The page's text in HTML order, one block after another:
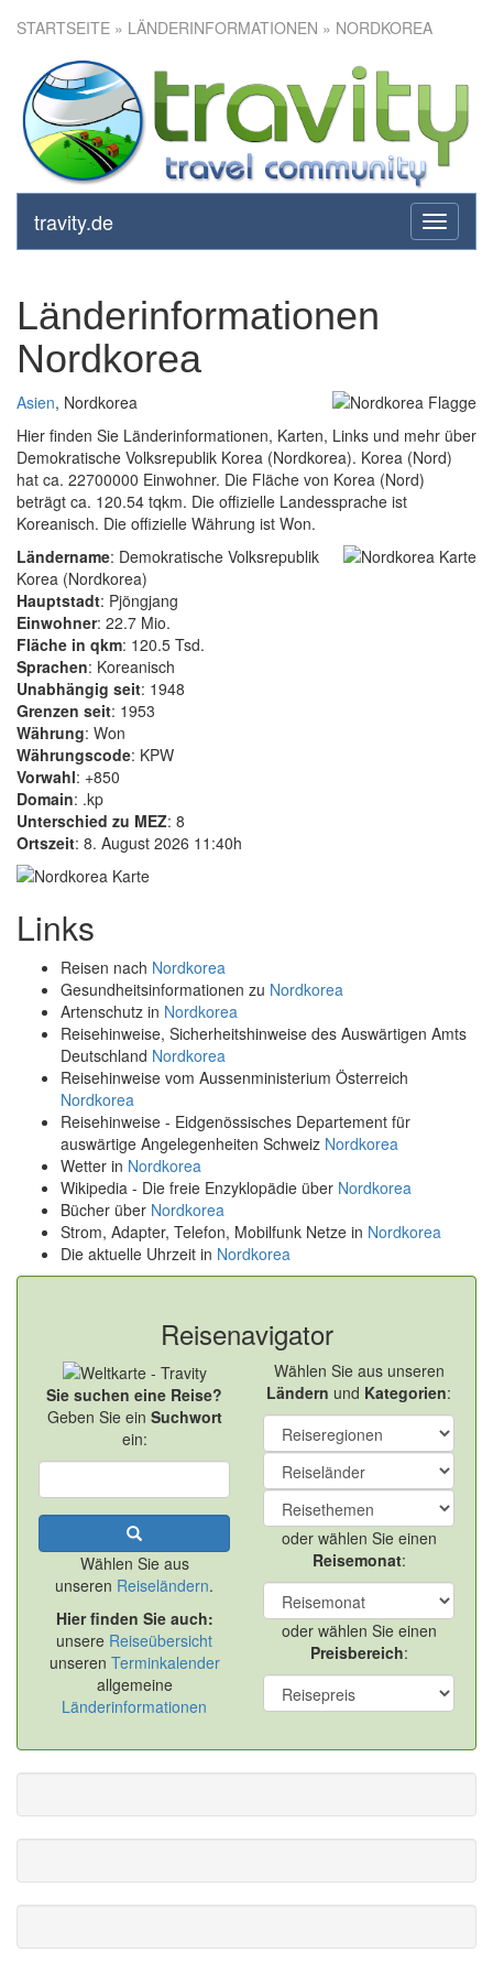
STARTSEITE » LÄNDERINFORMATIONEN » NORDKOREA
toggle
travity.de
Länderinformationen
Nordkorea
Asien, Nordkorea
Hier finden Sie Länderinformationen, Karten, Links und mehr über
Demokratische Volksrepublik Korea (Nordkorea). Korea (Nord)
hat ca. 22700000 Einwohner. Die Fläche von Korea (Nord)
beträgt ca. 120.54 tqkm. Die offizielle Landessprache ist
Koreanisch. Die offizielle Währung ist Won.
Ländername: Demokratische Volksrepublik
Korea (Nordkorea)
Hauptstadt: Pjöngjang
Einwohner: 22.7 Mio.
Fläche in qkm: 120.5 Tsd.
Sprachen: Koreanisch
Unabhängig seit: 1948
Grenzen seit: 1953
Währung: Won
Währungscode: KPW
Vorwahl: +850
Domain: .kp
Unterschied zu MEZ: 8
Ortszeit: 8. August 2026 11:40h
Links
Reisen nach Nordkorea
Gesundheitsinformationen zu Nordkorea
Artenschutz in Nordkorea
Reisehinweise, Sicherheitshinweise des Auswärtigen Amts
Deutschland Nordkorea
Reisehinweise vom Aussenministerium Österreich
Nordkorea
Reisehinweise - Eidgenössisches Departement für
auswärtige Angelegenheiten Schweiz Nordkorea
Wetter in Nordkorea
Wikipedia - Die freie Enzyklopädie über Nordkorea
Bücher über Nordkorea
Strom, Adapter, Telefon, Mobilfunk Netze in Nordkorea
Die aktuelle Uhrzeit in Nordkorea
Reisenavigator
Sie suchen eine Reise?
Geben Sie ein Suchwort
ein:
Wählen Sie aus
unseren Reiseländern.
Hier finden Sie auch:
unsere Reiseübersicht
unseren Terminkalender
allgemeine
Länderinformationen
Wählen Sie aus unseren
Ländern und Kategorien:
oder wählen Sie einen
Reisemonat:
oder wählen Sie einen
Preisbereich: